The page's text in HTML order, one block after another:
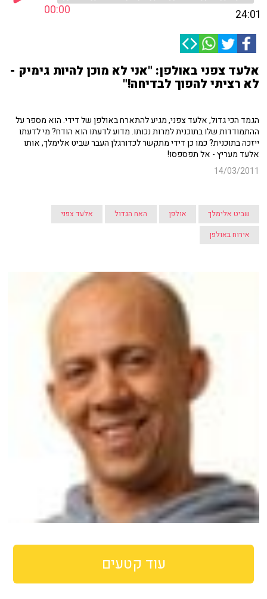
00:00 24:01
אלעד צפני באולפן: "אני לא מוכן להיות גימיק -
לא רציתי להפוך לבדיחה!"
הגמד הכי גדול, אלעד צפני, מגיע להתארח באולפן של דידי. הוא מספר על
ההתמודדות שלו בתוכנית למרות נכותו. מדוע לדעתו הוא הודח? מי לדעתו
ייזכה בתוכנית? כמו כן דידי מתקשר לכדורגלן העבר שביט אלימלך, אותו
אלעד מעריץ - אל תפספסו!
14/03/2011
שביט אלימלך אולפן האח הגדול
אלעד צפני
אירוח באולפן
עוד קטעים